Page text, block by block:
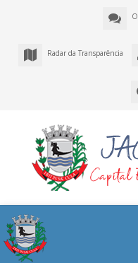
Radar da Transparência